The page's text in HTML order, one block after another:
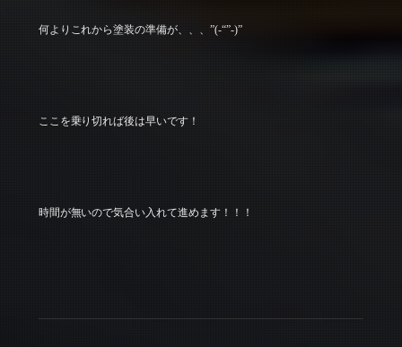
何よりこれから塗装の準備が、、、”(-“”-)”
ここを乗り切れば後は早いです！
時間が無いので気合い入れて進めます！！！